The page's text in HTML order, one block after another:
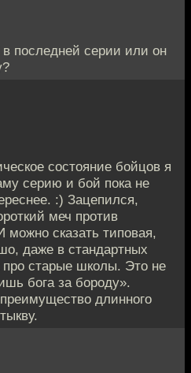
в последней серии или он
состояние бойцов я
серию и бой пока не
:) Зацепился,
меч против
можно сказать типовая,
даже в стандартных
про старые школы. Это не
бога за бороду».
длинного